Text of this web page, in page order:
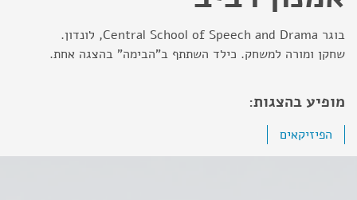
בוגר Central School of Speech and Drama, לונדון.
שחקן ומורה למשחק. כילד השתתף ב"הבימה" בהצגה אחת.
מופיע בהצגות:
הפיזיקאים